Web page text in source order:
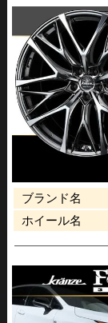
ブランド名
ホイール名